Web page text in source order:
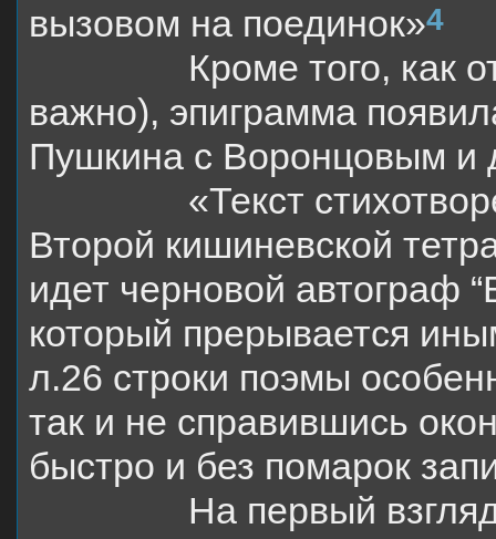
вызовом на поединок»4
Кроме того, как
важно), эпиграмма
Пушкина с Воронцовым и
«Текст
Второй кишиневской
идет черновой автограф
который прерывается
л.26 строки поэмы
так и не справившись
быстро и без помарок
На первый